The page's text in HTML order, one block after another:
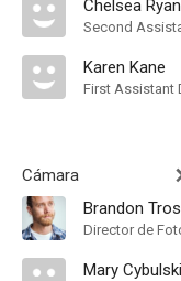
Chelsea Ryan
Karen Kane
Cámara
Brandon
Director de
Mary Cybulski